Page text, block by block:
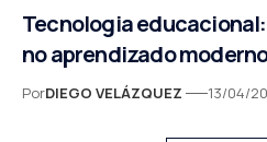
Tecnologia
no aprendizado
PorDIEGO VELÁZQUEZ 13/04/